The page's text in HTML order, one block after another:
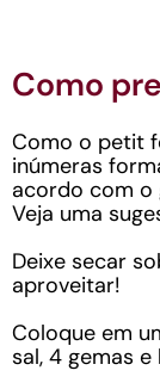
Como
Como o petit
inúmeras
acordo com o
Veja uma
Deixe secar
aproveitar!
Coloque em
sal, 4 gemas